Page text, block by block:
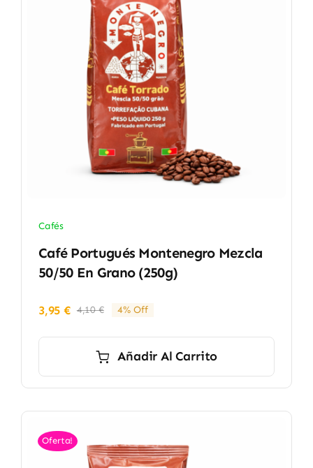
Cafés
Café Portugués Montenegro Mezcla
50/50 En Grano (250g)
4,10€El
era:
3,95€
El
es:
4% Off
Añadir Al Carrito
Oferta!